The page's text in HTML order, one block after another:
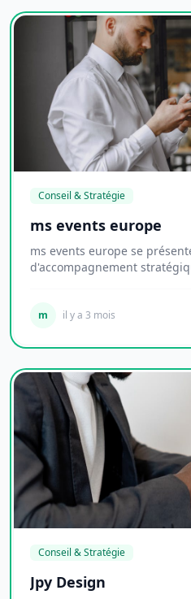
Conseil & Stratégie
ms events europe
ms events europe se
d'accompagnement
m il y a 3 mois
Conseil & Stratégie
Jpy Design